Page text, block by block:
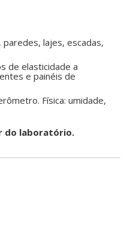
lajes, escadas,
de elasticidade a
e painéis de
Física: umidade,
laboratório.